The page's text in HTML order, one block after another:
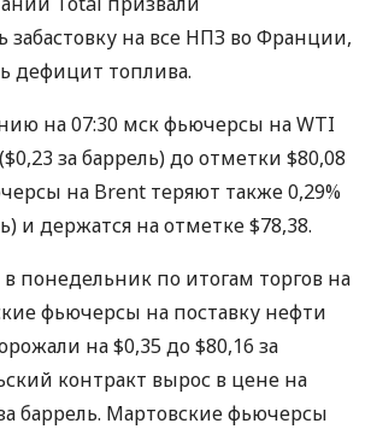
забастовку на все НПЗ во Франции,
дефицит топлива.
на 07:30 мск фьючерсы на WTI
за баррель) до отметки $80,08
на Brent теряют также 0,29%
и держатся на отметке $78,38.
понедельник по итогам торгов на
фьючерсы на поставку нефти
на $0,35 до $80,16 за
контракт вырос в цене на
баррель. Мартовские фьючерсы